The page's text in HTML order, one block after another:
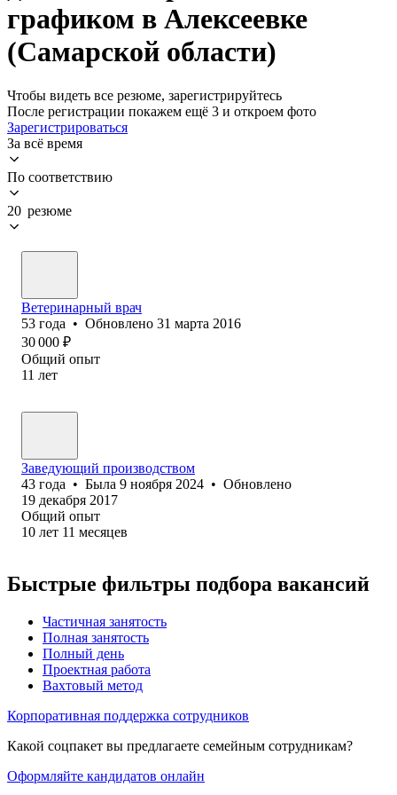
графиком в Алексеевке
(Самарской области)
Чтобы видеть все резюме, зарегистрируйтесь
После регистрации покажем ещё 3 и откроем фото
Зарегистрироваться
За всё время
По соответствию
20 резюме
Ветеринарный врач
53 года • Обновлено 31 марта 2016
30 000 ₽
Общий опыт
11 лет
Заведующий производством
43 года • Была 9 ноября 2024 • Обновлено
19 декабря 2017
Общий опыт
10 лет 11 месяцев
Быстрые фильтры подбора вакансий
Частичная занятость
Полная занятость
Полный день
Проектная работа
Вахтовый метод
Корпоративная поддержка сотрудников
Какой соцпакет вы предлагаете семейным сотрудникам?
Оформляйте кандидатов онлайн